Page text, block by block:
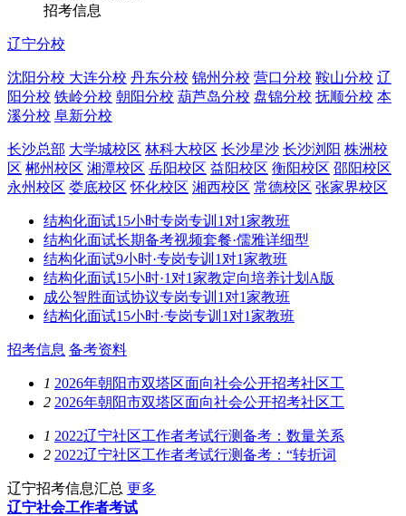
招考信息
辽宁分校
沈阳分校 大连分校 丹东分校 锦州分校 营口分校 鞍山分校 辽
阳分校 铁岭分校 朝阳分校 葫芦岛分校 盘锦分校 抚顺分校 本
溪分校 阜新分校
长沙总部 大学城校区 林科大校区 长沙星沙 长沙浏阳 株洲校
区 郴州校区 湘潭校区 岳阳校区 益阳校区 衡阳校区 邵阳校区
永州校区 娄底校区 怀化校区 湘西校区 常德校区 张家界校区
结构化面试15小时专岗专训1对1家教班
结构化面试长期备考视频套餐·儒雅详细型
结构化面试9小时·专岗专训1对1家教班
结构化面试15小时·1对1家教定向培养计划A版
成公智胜面试协议专岗专训1对1家教班
结构化面试15小时·专岗专训1对1家教班
招考信息 备考资料
1 2026年朝阳市双塔区面向社会公开招考社区工
2 2026年朝阳市双塔区面向社会公开招考社区工
1 2022辽宁社区工作者考试行测备考：数量关系
2 2022辽宁社区工作者考试行测备考：“转折词
辽宁招考信息汇总 更多
辽宁社会工作者考试